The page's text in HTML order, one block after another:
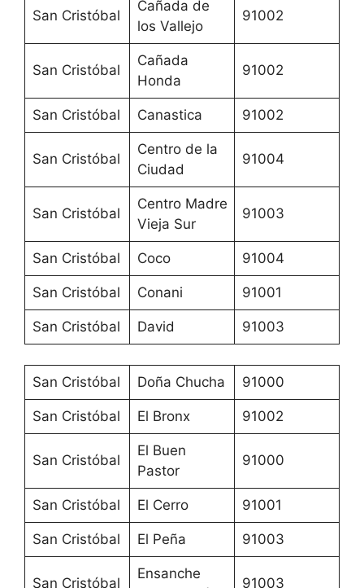
San Cristóbal
Cañada de
los Vallejo
91002
San Cristóbal
Cañada
Honda
91002
San Cristóbal Canastica 91002
San Cristóbal
Centro de la
Ciudad
91004
San Cristóbal
Centro Madre
Vieja Sur
91003
San Cristóbal Coco 91004
San Cristóbal Conani 91001
San Cristóbal David 91003
San Cristóbal Doña Chucha 91000
San Cristóbal El Bronx 91002
San Cristóbal
El Buen
Pastor
91000
San Cristóbal El Cerro 91001
San Cristóbal El Peña 91003
San Cristóbal
Ensanche
91003